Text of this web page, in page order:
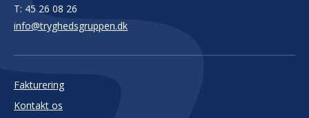
T: 45 26 08 26
info@tryghedsgruppen.dk
Fakturering
Kontakt os